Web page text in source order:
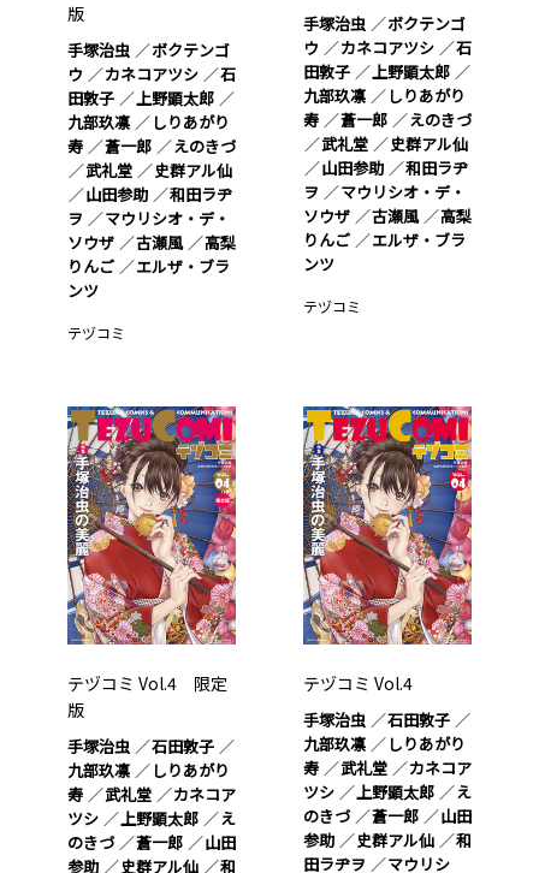
版
手塚治虫
ボクテンゴ
ウ
カネコアツシ
石
田敦子
上野顕太郎
九部玖凛
しりあがり
寿
蒼一郎
えのきづ
武礼堂
史群アル仙
山田参助
和田ラヂ
ヲ
マウリシオ・デ・
ソウザ
古瀬風
高梨
りんご
エルザ・ブラ
ンツ
テヅコミ
手塚治虫
ボクテンゴ
ウ
カネコアツシ
石
田敦子
上野顕太郎
九部玖凛
しりあがり
寿
蒼一郎
えのきづ
武礼堂
史群アル仙
山田参助
和田ラヂ
ヲ
マウリシオ・デ・
ソウザ
古瀬風
高梨
りんご
エルザ・ブラ
ンツ
テヅコミ
テヅコミ Vol.4 限定
版
手塚治虫
石田敦子
九部玖凛
しりあがり
寿
武礼堂
カネコア
ツシ
上野顕太郎
え
のきづ
蒼一郎
山田
参助
史群アル仙 和
テヅコミ Vol.4
手塚治虫
石田敦子
九部玖凛
しりあがり
寿
武礼堂
カネコア
ツシ
上野顕太郎
え
のきづ
蒼一郎
山田
参助
史群アル仙
和
田ラヂヲ
マウリシ